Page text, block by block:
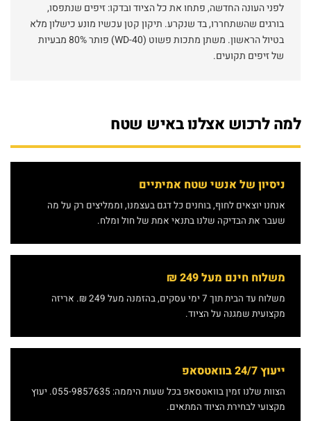
לפני העונה החדשה, פתחו את כל הציוד ובדקו: זיפים שנתפסו,
בורגים שהשתחררו, בד שנקרע. תיקון קטן עכשיו מונע כישלון מלא
בטיול הראשון. משתן מתכות פשוט (WD-40) פותר 80% מבעיות
של זיפים תקועים.
למה לרכוש אצלנו באיש שטח
ניסיון של אנשי שטח אמיתיים
אנחנו יוצאים לחוף, בוחנים כל דגם בעצמנו, וממליצים רק על מה
שעבר את הבדיקה שלנו בתנאי אמת של חול ומלח.
משלוח חינם מעל 249 ₪
משלוח עד הבית תוך 7 ימי עסקים, בהזמנה מעל 249 ₪. אריזה
מקצועית שמגנה על הציוד.
ייעוץ 24/7 בוואטסאפ
הצוות שלנו זמין בוואטסאפ בכל שעות היממה: 055-9857635. יעוץ
מקצועי לבחירת הציוד המתאים.